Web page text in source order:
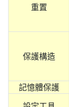
重置
保護構造
記憶體保護